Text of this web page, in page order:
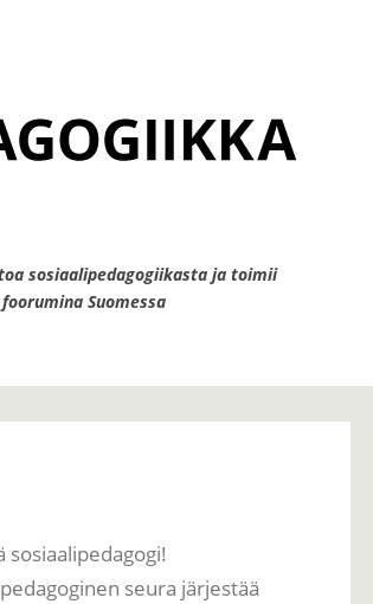
sosiaalipedagogiikasta ja toimii
Suomessa
sosiaalipedagogi!
seura järjestää